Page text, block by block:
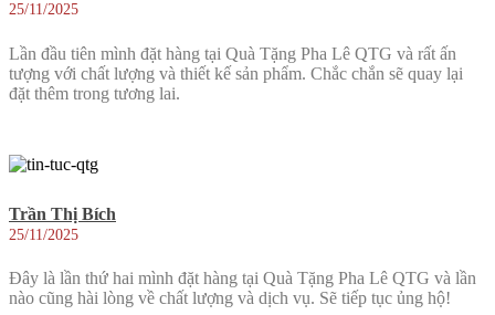
25/11/2025
Lần đầu tiên mình đặt hàng tại Quà Tặng Pha Lê QTG và rất ấn
tượng với chất lượng và thiết kế sản phẩm. Chắc chắn sẽ quay lại
đặt thêm trong tương lai.
Trần Thị Bích
25/11/2025
Đây là lần thứ hai mình đặt hàng tại Quà Tặng Pha Lê QTG và lần
nào cũng hài lòng về chất lượng và dịch vụ. Sẽ tiếp tục ủng hộ!